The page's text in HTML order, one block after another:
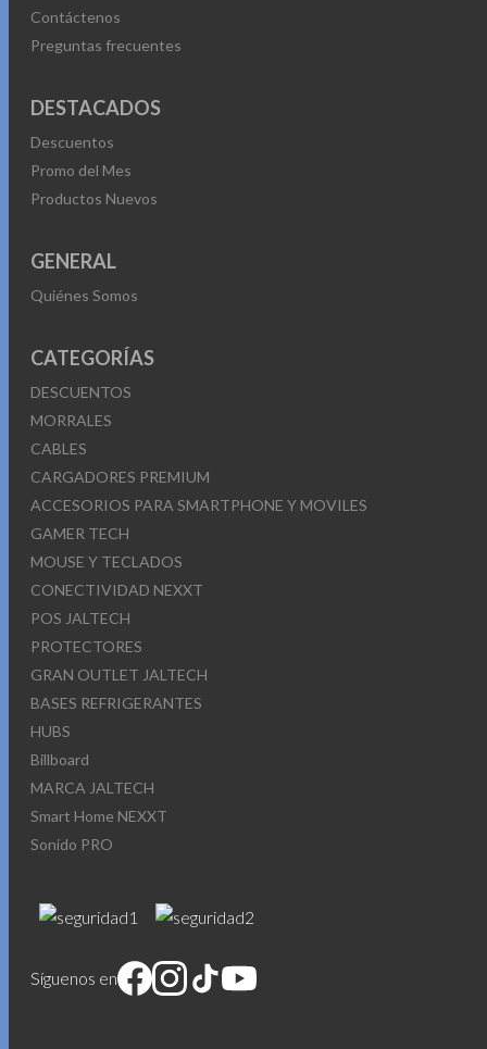
Contáctenos
Preguntas frecuentes
DESTACADOS
Descuentos
Promo del Mes
Productos Nuevos
GENERAL
Quiénes Somos
CATEGORÍAS
DESCUENTOS
MORRALES
CABLES
CARGADORES PREMIUM
ACCESORIOS PARA SMARTPHONE Y MOVILES
GAMER TECH
MOUSE Y TECLADOS
CONECTIVIDAD NEXXT
POS JALTECH
PROTECTORES
GRAN OUTLET JALTECH
BASES REFRIGERANTES
HUBS
Billboard
MARCA JALTECH
Smart Home NEXXT
Sonido PRO
Síguenos en